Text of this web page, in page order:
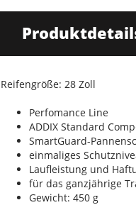
Reifengröße: 28 Zoll
Perfomance Line
ADDIX Standard
SmartGuard-
einmaliges
Laufleistung und
für das ganzjährige
Gewicht: 450 g